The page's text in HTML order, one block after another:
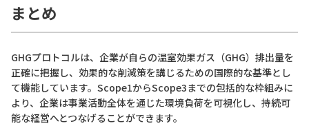
まとめ
GHGプロトコルは、企業が自らの温室効果ガス（GHG）排出量を
正確に把握し、効果的な削減策を講じるための国際的な基準とし
て機能しています。Scope1からScope3までの包括的な枠組みに
より、企業は事業活動全体を通じた環境負荷を可視化し、持続可
能な経営へとつなげることができます。